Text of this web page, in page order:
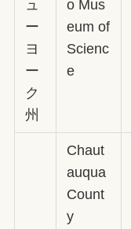
ュ
ー
ヨ
ー
ク
州
o Mus
eum of
Scienc
e
Chaut
auqua
Count
y